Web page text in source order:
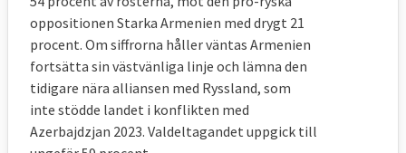
oppositionen Starka Armenien med drygt 21
procent. Om siffrorna håller väntas Armenien
fortsätta sin västvänliga linje och lämna den
tidigare nära alliansen med Ryssland, som
inte stödde landet i konflikten med
Azerbajdzjan 2023. Valdeltagandet uppgick till